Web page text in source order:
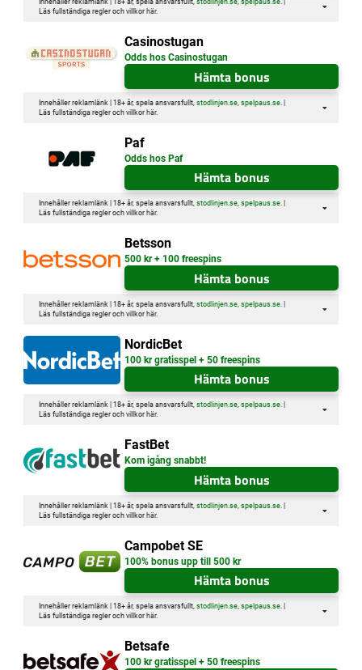
Innehåller reklamlänk | 18+ år, spela ansvarsfullt, stodlinjen.se, spelpaus.se. |
Läs fullständiga regler och villkor här.
Casinostugan
Odds hos Casinostugan
Hämta bonus
Innehåller reklamlänk | 18+ år, spela ansvarsfullt, stodlinjen.se, spelpaus.se. |
Läs fullständiga regler och villkor här.
Paf
Odds hos Paf
Hämta bonus
Innehåller reklamlänk | 18+ år, spela ansvarsfullt, stodlinjen.se, spelpaus.se. |
Läs fullständiga regler och villkor här.
Betsson
500 kr + 100 freespins
Hämta bonus
Innehåller reklamlänk | 18+ år, spela ansvarsfullt, stodlinjen.se, spelpaus.se. |
Läs fullständiga regler och villkor här.
NordicBet
100 kr gratisspel + 50 freespins
Hämta bonus
Innehåller reklamlänk | 18+ år, spela ansvarsfullt, stodlinjen.se, spelpaus.se. |
Läs fullständiga regler och villkor här.
FastBet
Kom igång snabbt!
Hämta bonus
Innehåller reklamlänk | 18+ år, spela ansvarsfullt, stodlinjen.se, spelpaus.se. |
Läs fullständiga regler och villkor här.
Campobet SE
100% bonus upp till 500 kr
Hämta bonus
Innehåller reklamlänk | 18+ år, spela ansvarsfullt, stodlinjen.se, spelpaus.se. |
Läs fullständiga regler och villkor här.
Betsafe
100 kr gratisspel + 50 freespins